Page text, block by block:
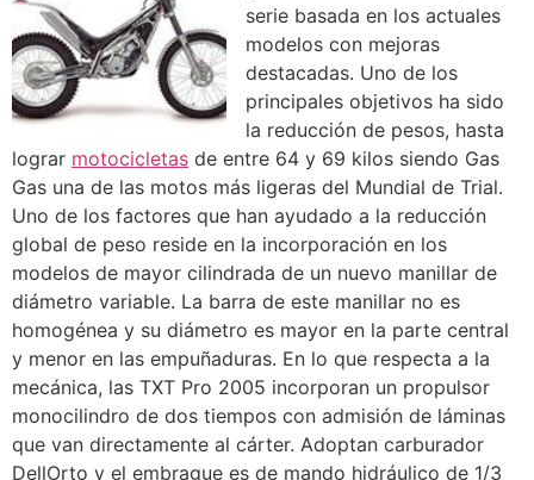
serie basada en los actuales
modelos con mejoras
destacadas. Uno de los
principales objetivos ha sido
la reducción de pesos, hasta
lograr motocicletas de entre 64 y 69 kilos siendo Gas
Gas una de las motos más ligeras del Mundial de Trial.
Uno de los factores que han ayudado a la reducción
global de peso reside en la incorporación en los
modelos de mayor cilindrada de un nuevo manillar de
diámetro variable. La barra de este manillar no es
homogénea y su diámetro es mayor en la parte central
y menor en las empuñaduras. En lo que respecta a la
mecánica, las TXT Pro 2005 incorporan un propulsor
monocilindro de dos tiempos con admisión de láminas
que van directamente al cárter. Adoptan carburador
DellOrto y el embrague es de mando hidráulico de 1/3